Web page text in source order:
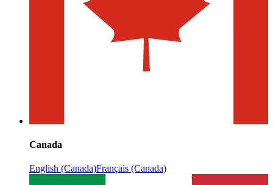
Canada
English (Canada)Français (Canada)